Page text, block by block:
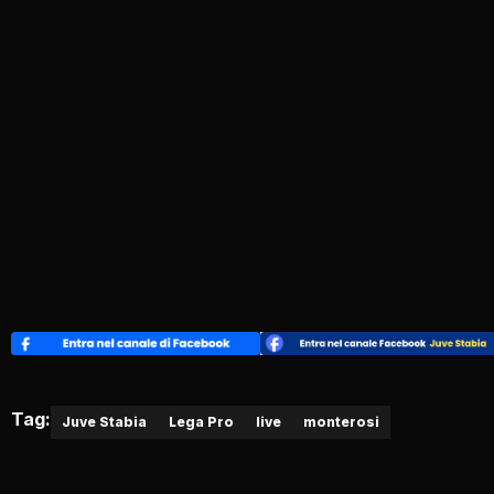
Tag: Juve Stabia Lega Pro live monterosi